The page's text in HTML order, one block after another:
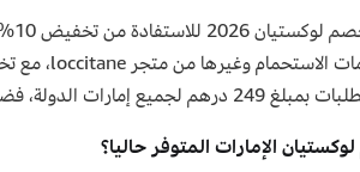
على الطلبات المختارة والعينات المجانية.
الإمارات المتوفر حاليا؟